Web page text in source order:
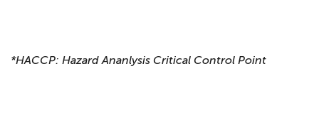
*HACCP: Hazard Ananlysis Critical Control Point